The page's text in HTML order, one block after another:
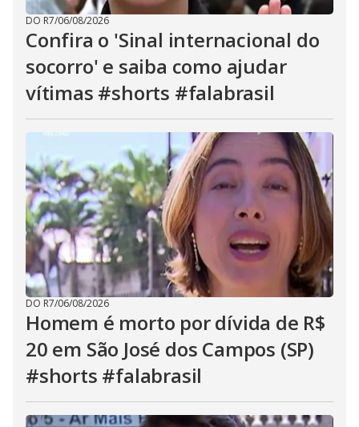
DO R7/06/08/2026
Confira o 'Sinal internacional do
socorro' e saiba como ajudar
vítimas #shorts #falabrasil
DO R7/06/08/2026
Homem é morto por dívida de R$
20 em São José dos Campos (SP)
#shorts #falabrasil